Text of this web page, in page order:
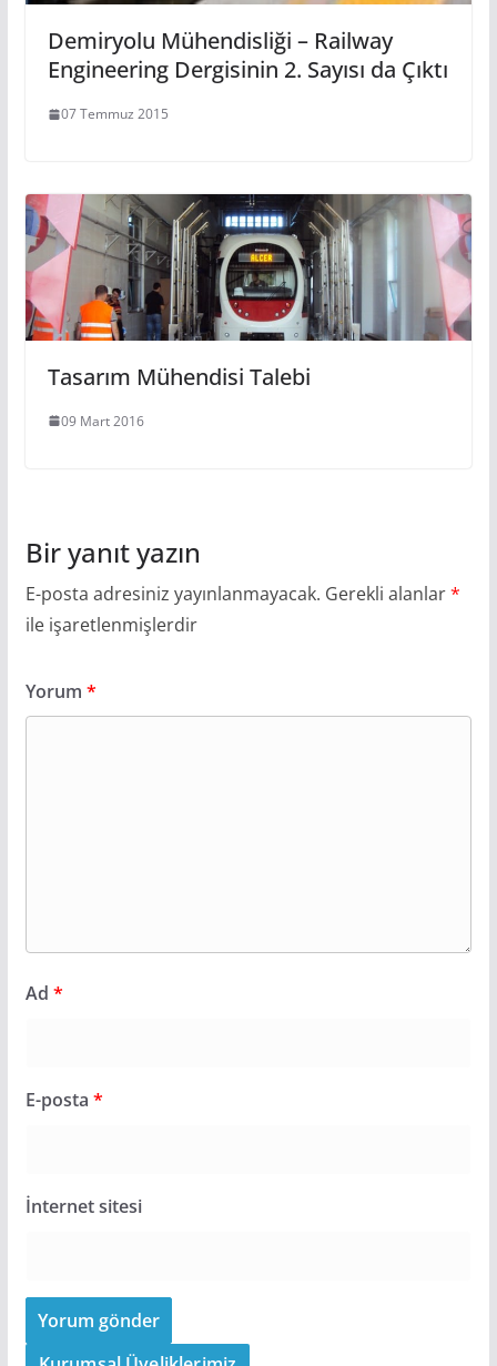
Demiryolu Mühendisliği – Railway
Engineering Dergisinin 2. Sayısı da Çıktı
07 Temmuz 2015
Tasarım Mühendisi Talebi
09 Mart 2016
Bir yanıt yazın
E-posta adresiniz yayınlanmayacak. Gerekli alanlar*
ile işaretlenmişlerdir
Yorum *
Ad *
E-posta *
İnternet sitesi